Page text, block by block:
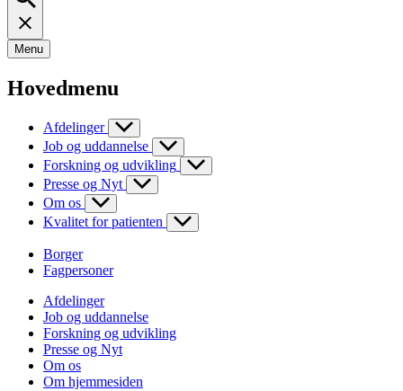
Menu
Hovedmenu
Afdelinger
Job og uddannelse
Forskning og udvikling
Presse og Nyt
Om os
Kvalitet for patienten
Borger
Fagpersoner
Afdelinger
Job og uddannelse
Forskning og udvikling
Presse og Nyt
Om os
Om hjemmesiden